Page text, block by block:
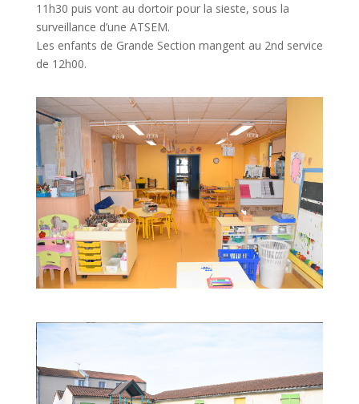
11h30 puis vont au dortoir pour la sieste, sous la
surveillance d’une ATSEM.
Les enfants de Grande Section mangent au 2nd service
de 12h00.